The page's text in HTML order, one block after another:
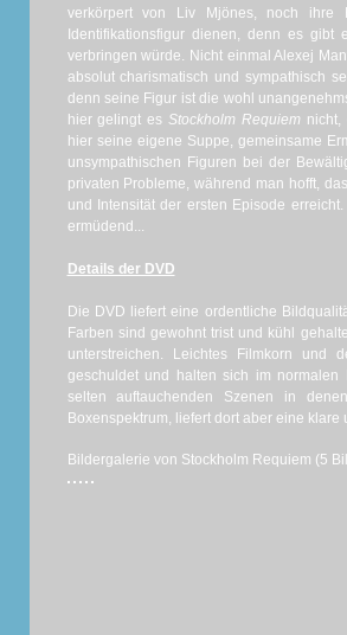
verkörpert von Liv Mjönes, noch ihre
Identifikationsfigur dienen, denn es
verbringen würde. Nicht einmal Alexej
absolut charismatisch und sympathisch
denn seine Figur ist die wohl
hier gelingt es Stockholm Requiem nicht,
hier seine eigene Suppe, gemeinsame
unsympathischen Figuren bei der
privaten Probleme, während man hofft,
und Intensität der ersten Episode
ermüdend...
Details der DVD
Die DVD liefert eine ordentliche
Farben sind gewohnt trist und kühl
unterstreichen. Leichtes Filmkorn und
geschuldet und halten sich im
selten auftauchenden Szenen in
Boxenspektrum, liefert dort aber eine
Bildergalerie von Stockholm Requiem (5